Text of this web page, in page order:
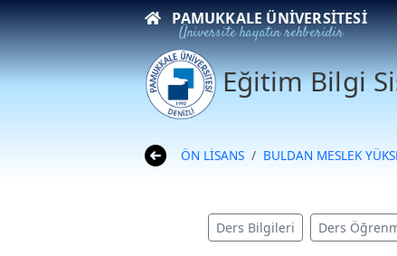
PAMUKKALE ÜNIVERSITESI
Üniversite hayatın rehberidir
Eğitim Bilgi
ÖN LİSANS BULDAN MESLEK
Ders Bilgileri Ders